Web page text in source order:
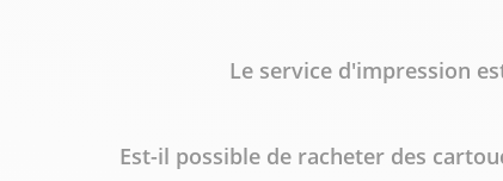
Le service d'impression
Est-il possible de racheter des